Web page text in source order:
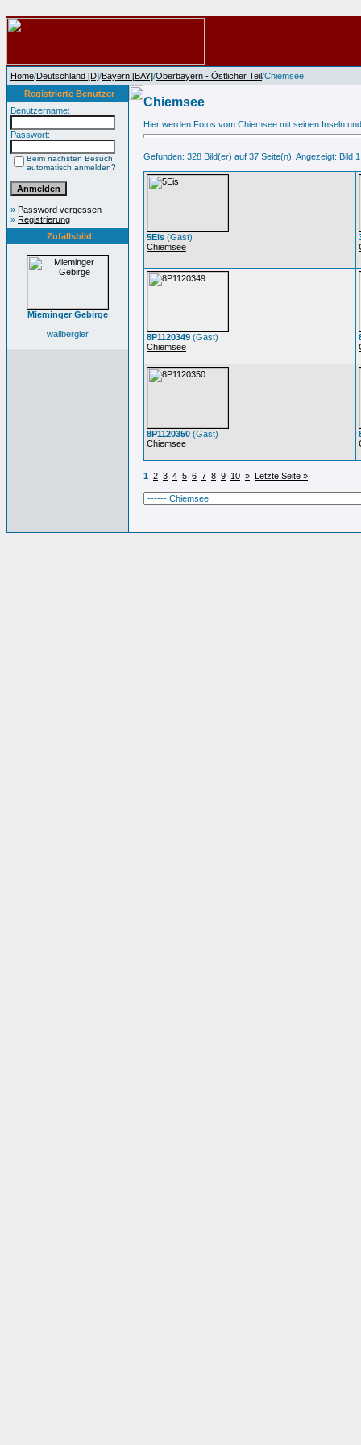
Home/Deutschland [D]/Bayern [BAY]/Oberbayern - Östlicher Teil/Chiemsee
Registrierte Benutzer
Benutzername:
Passwort:
Beim nächsten Besuch
automatisch anmelden?
» Password vergessen
» Registrierung
Zufallsbild
Mieminger Gebirge
wallbergler
Chiemsee
Hier werden Fotos vom Chiemsee mit seinen Inseln
Gefunden: 328 Bild(er) auf 37 Seite(n). Angezeigt: Bild
5Eis (Gast)
Chiemsee
8P1120349 (Gast)
Chiemsee
8P1120350 (Gast)
Chiemsee
1 2 3 4 5 6 7 8 9 10 » Letzte Seite »